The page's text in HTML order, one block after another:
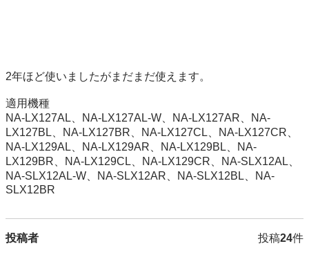
2年ほど使いましたがまだまだ使えます。
適用機種
NA-LX127AL、NA-LX127AL-W、NA-LX127AR、NA-
LX127BL、NA-LX127BR、NA-LX127CL、NA-LX127CR、
NA-LX129AL、NA-LX129AR、NA-LX129BL、NA-
LX129BR、NA-LX129CL、NA-LX129CR、NA-SLX12AL、
NA-SLX12AL-W、NA-SLX12AR、NA-SLX12BL、NA-
SLX12BR
投稿者 投稿24件